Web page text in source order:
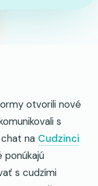
otvorili nové
s
na Cudzinci
ponúkajú
s cudzími